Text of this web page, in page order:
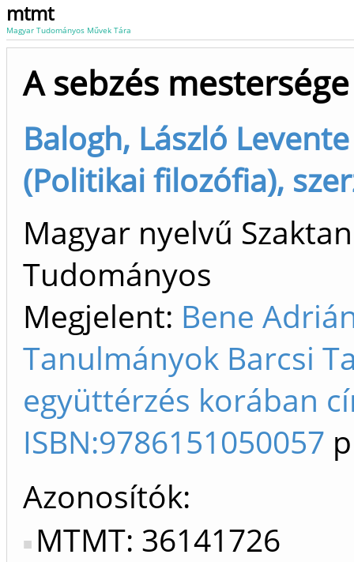
mtmt
Magyar Tudományos Művek Tára
A sebzés mestersége
Balogh, László
(Politikai filozófia),
Magyar nyelvű
Tudományos
Megjelent: Bene
Tanulmányok Barcsi
együttérzés korában
ISBN:9786151050057
Azonosítók
MTMT: 36141726